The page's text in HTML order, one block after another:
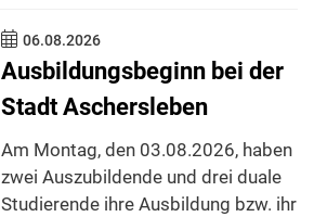
06.08.2026
Ausbildungsbeginn bei der
Stadt Aschersleben
Am Montag, den 03.08.2026, haben
zwei Auszubildende und drei duale
Studierende ihre Ausbildung bzw. ihr